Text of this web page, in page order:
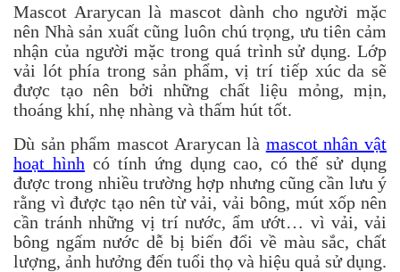
Mascot Ararycan là mascot dành cho người mặc
nên Nhà sản xuất cũng luôn chú trọng, ưu tiên cảm
nhận của người mặc trong quá trình sử dụng. Lớp
vải lót phía trong sản phẩm, vị trí tiếp xúc da sẽ
được tạo nên bởi những chất liệu mỏng, mịn,
thoáng khí, nhẹ nhàng và thấm hút tốt.
Dù sản phẩm mascot Ararycan là mascot nhân vật
hoạt hình có tính ứng dụng cao, có thể sử dụng
được trong nhiều trường hợp nhưng cũng cần lưu ý
rằng vì được tạo nên từ vải, vải bông, mút xốp nên
cần tránh những vị trí nước, ẩm ướt… vì vải, vải
bông ngấm nước dễ bị biến đổi về màu sắc, chất
lượng, ảnh hưởng đến tuổi thọ và hiệu quả sử dụng.